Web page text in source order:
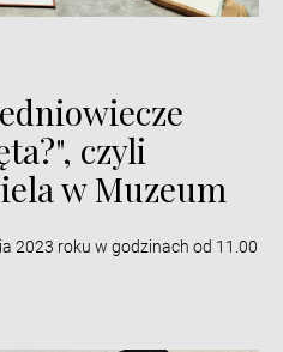
czyli
w Muzeum
2023 roku w godzinach od 11.00